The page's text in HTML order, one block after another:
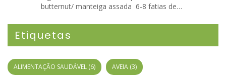
butternut/ manteiga assada 6-8 fatias de…
Etiquetas
ALIMENTAÇÃO SAUDÁVEL (6) AVEIA (3)